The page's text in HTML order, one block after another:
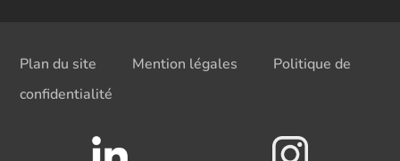
Plan du site Mention légales
Politique de
confidentialité